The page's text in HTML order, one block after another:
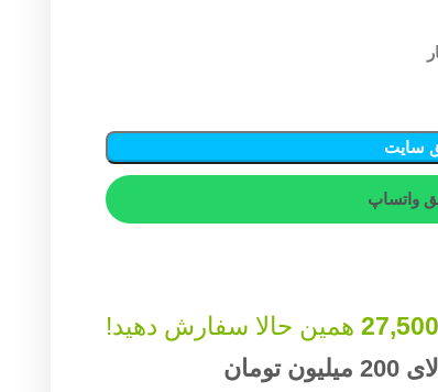
سایت
واتساپ
همین حالا سفارش دهید!